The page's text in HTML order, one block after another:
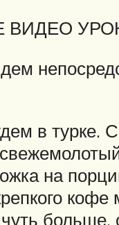
ВИДЕО
в турке.
на
кофе
больше,